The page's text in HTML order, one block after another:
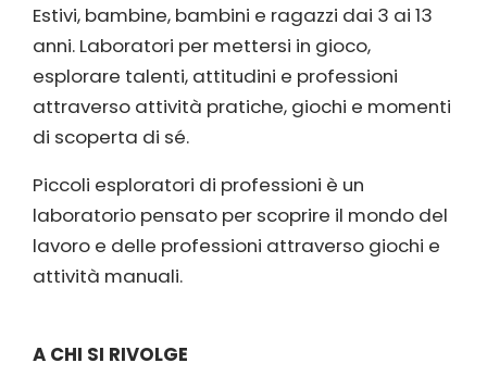
Estivi, bambine, bambini e ragazzi dai 3 ai 13
anni. Laboratori per mettersi in gioco,
esplorare talenti, attitudini e professioni
attraverso attività pratiche, giochi e momenti
di scoperta di sé.
Piccoli esploratori di professioni è un
laboratorio pensato per scoprire il mondo del
lavoro e delle professioni attraverso giochi e
attività manuali.
A CHI SI RIVOLGE